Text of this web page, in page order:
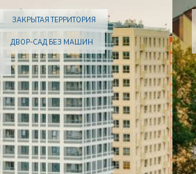
ЗАКРЫТАЯ ТЕРРИТОРИЯ
ДВОР-CАД БЕЗ МАШИН